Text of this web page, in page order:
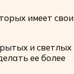
имеет свои
и светлых
ее более